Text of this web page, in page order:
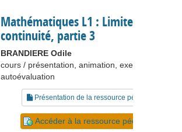
Mathématiques L1 : Limites,
continuité, partie 3
BRANDIERE Odile
cours / présentation, animation, exercice,
autoévaluation
Présentation de la ressource pédagogique
Accéder à la ressource pédagogique